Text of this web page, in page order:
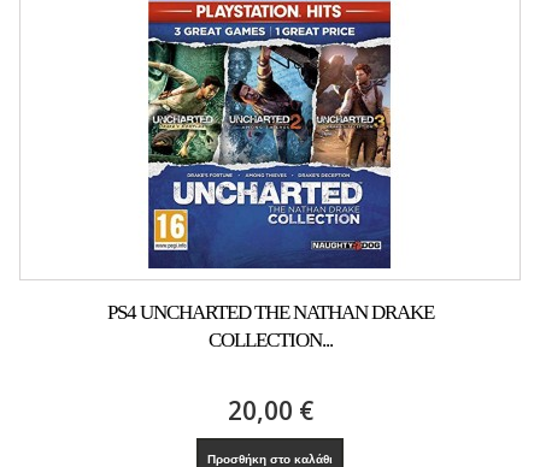
PS4 UNCHARTED THE NATHAN DRAKE
COLLECTION...
20,00 €
Προσθήκη στο καλάθι